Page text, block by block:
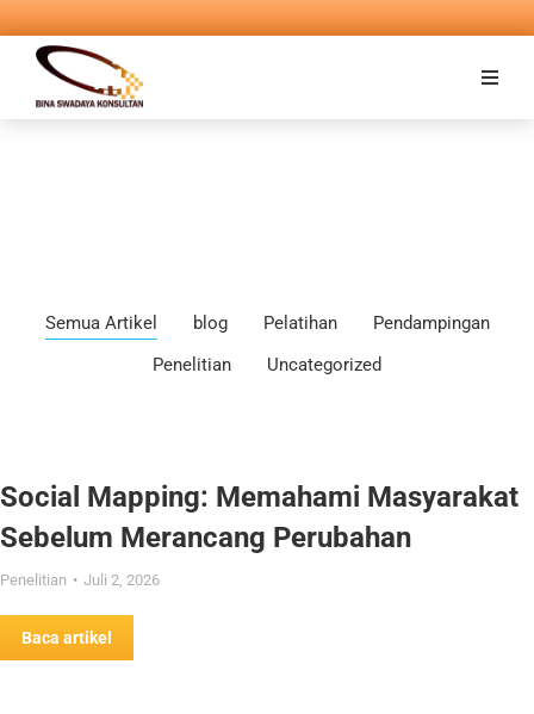
Semua Artikel blog Pelatihan
Pendampingan
Penelitian
Uncategorized
Social Mapping: Memahami Masyarakat
Sebelum Merancang Perubahan
Penelitian Juli 2, 2026
Baca artikel